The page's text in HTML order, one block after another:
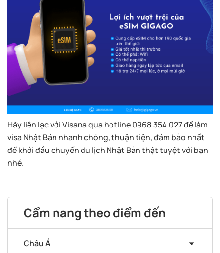
Hãy liên lạc với Visana qua hotline 0968.354.027 để làm
visa Nhật Bản nhanh chóng, thuận tiện, đảm bảo nhất
để khởi đầu chuyến du lịch Nhật Bản thật tuyệt vởi bạn
nhé.
Cẩm nang theo điểm đến
Châu Á